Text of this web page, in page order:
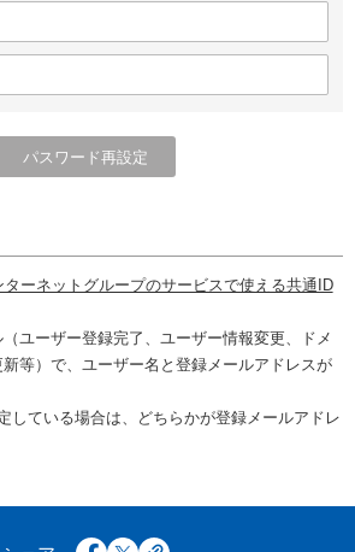
ーネットグループのサービスで使える共通ID
ユーザー登録完了、ユーザー情報変更、ドメ
等）で、ユーザー名と登録メールアドレスが
している場合は、どちらかが登録メールアドレ